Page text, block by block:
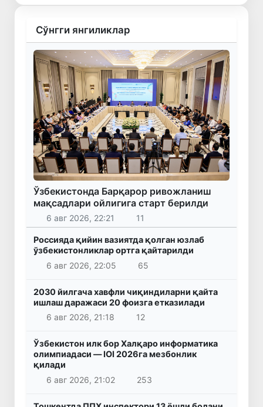
Сўнгги янгиликлар
Ўзбекистонда Барқарор ривожланиш
мақсадлари ойлигига старт берилди
6 авг 2026, 22:21 11
Россияда қийин вазиятда қолган юзлаб
ўзбекистонликлар ортга қайтарилди
6 авг 2026, 22:05
65
2030 йилгача хавфли чиқиндиларни қайта
ишлаш даражаси 20 фоизга етказилади
6 авг 2026, 21:18
12
Ўзбекистон илк бор Халқаро информатика
олимпиадаси — IOI 2026га мезбонлик
қилади
6 авг 2026, 21:02
253